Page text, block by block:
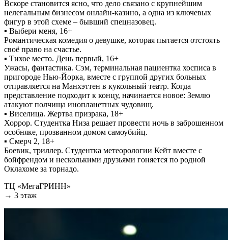
Вскоре становится ясно, что дело связано с крупнейшим
нелегальным бизнесом онлайн-казино, а одна из ключевых
фигур в этой схеме – бывший спецназовец.
▪️ Выбери меня, 16+
Романтическая комедия о девушке, которая пытается отстоять
своё право на счастье.
▪️ Тихое место. День первый, 16+
Ужасы, фантастика. Сэм, терминальная пациентка хосписа в
пригороде Нью-Йорка, вместе с группой других больных
отправляется на Манхэттен в кукольный театр. Когда
представление подходит к концу, начинается новое: Землю
атакуют полчища инопланетных чудовищ.
▪️ Виселица. Жертва призрака, 18+
Хоррор. Студентка Низа решает провести ночь в заброшенном
особняке, прозванном домом самоубийц.
▪️ Смерч 2, 18+
Боевик, триллер. Студентка метеорологии Кейт вместе с
бойфрендом и несколькими друзьями гоняется по родной
Оклахоме за торнадо.
ТЦ «МегаГРИНН»
→ 3 этаж